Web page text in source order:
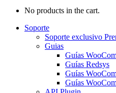
No products in the cart.
Soporte
Soporte exclusivo
Guias
Guías
Guías Redsys
Guías
Guías